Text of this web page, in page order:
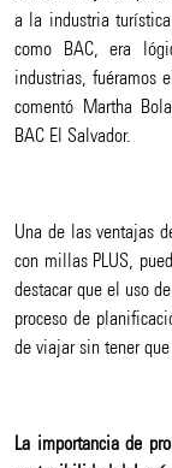
a la industria
como BAC, era
industrias, fuéramos
comentó Martha
BAC El Salvador.
Una de las ventajas
con millas PLUS,
destacar que el uso
proceso de
de viajar sin tener
La importancia de